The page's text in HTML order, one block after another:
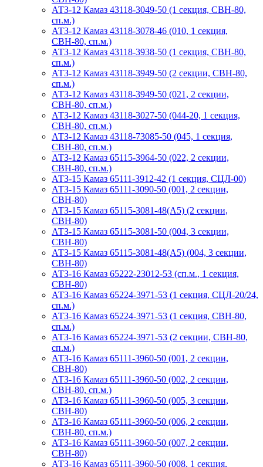
АТЗ-12 Камаз 43118-3049-50 (1 секция, СВН-80,
сп.м.)
АТЗ-12 Камаз 43118-3078-46 (010, 1 секция,
СВН-80, сп.м.)
АТЗ-12 Камаз 43118-3938-50 (1 секция, СВН-80,
сп.м.)
АТЗ-12 Камаз 43118-3949-50 (2 секции, СВН-80,
сп.м.)
АТЗ-12 Камаз 43118-3949-50 (021, 2 секции,
СВН-80, сп.м.)
АТЗ-12 Камаз 43118-3027-50 (044-20, 1 секция,
СВН-80, сп.м.)
АТЗ-12 Камаз 43118-73085-50 (045, 1 секция,
СВН-80, сп.м.)
АТЗ-12 Камаз 65115-3964-50 (022, 2 секции,
СВН-80, сп.м.)
АТЗ-15 Камаз 65111-3912-42 (1 секция, СЦЛ-00)
АТЗ-15 Камаз 65111-3090-50 (001, 2 секции,
СВН-80)
АТЗ-15 Камаз 65115-3081-48(А5) (2 секции,
СВН-80)
АТЗ-15 Камаз 65115-3081-50 (004, 3 секции,
СВН-80)
АТЗ-15 Камаз 65115-3081-48(А5) (004, 3 секции,
СВН-80)
АТЗ-16 Камаз 65222-23012-53 (сп.м., 1 секция,
СВН-80)
АТЗ-16 Камаз 65224-3971-53 (1 секция, СЦЛ-20/24,
сп.м.)
АТЗ-16 Камаз 65224-3971-53 (1 секция, СВН-80,
сп.м.)
АТЗ-16 Камаз 65224-3971-53 (2 секции, СВН-80,
сп.м.)
АТЗ-16 Камаз 65111-3960-50 (001, 2 секции,
СВН-80)
АТЗ-16 Камаз 65111-3960-50 (002, 2 секции,
СВН-80, сп.м.)
АТЗ-16 Камаз 65111-3960-50 (005, 3 секции,
СВН-80)
АТЗ-16 Камаз 65111-3960-50 (006, 2 секции,
СВН-80, сп.м.)
АТЗ-16 Камаз 65111-3960-50 (007, 2 секции,
СВН-80)
АТЗ-16 Камаз 65111-3960-50 (008, 1 секция,